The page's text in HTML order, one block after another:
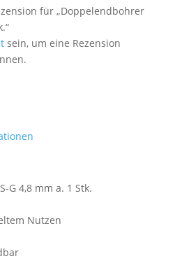
für „Doppelendbohrer
sein, um eine Rezension
G 4,8 mm a. 1 Stk.
Nutzen